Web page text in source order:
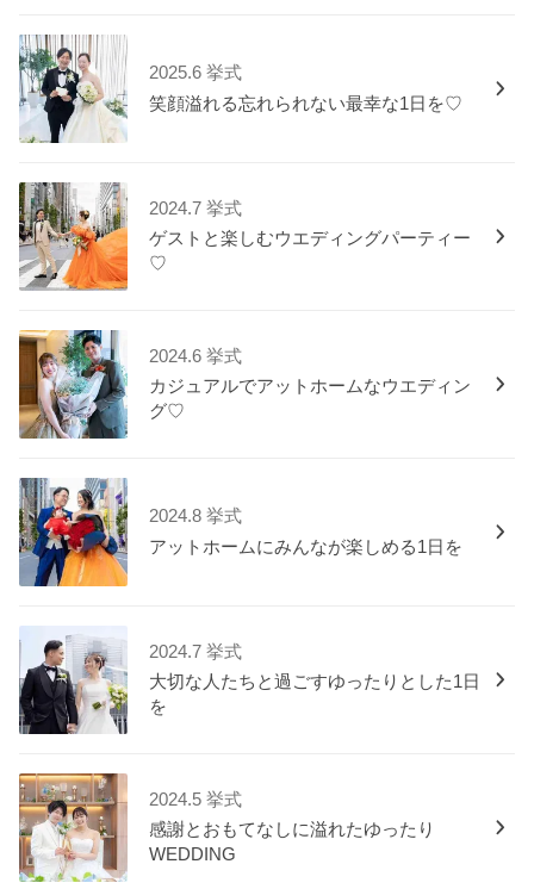
2025.6 挙式
笑顔溢れる忘れられない最幸な1日を♡
2024.7 挙式
ゲストと楽しむウエディングパーティー
♡
2024.6 挙式
カジュアルでアットホームなウエディン
グ♡
2024.8 挙式
アットホームにみんなが楽しめる1日を
2024.7 挙式
大切な人たちと過ごすゆったりとした1日
を
2024.5 挙式
感謝とおもてなしに溢れたゆったり
WEDDING